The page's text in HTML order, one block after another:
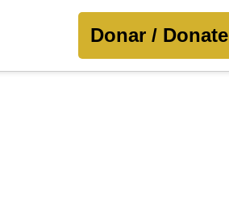
Donar / Donate